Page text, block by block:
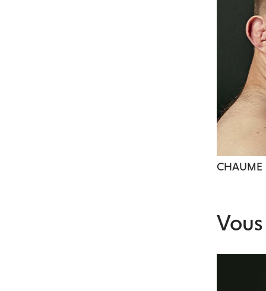
CHAUME